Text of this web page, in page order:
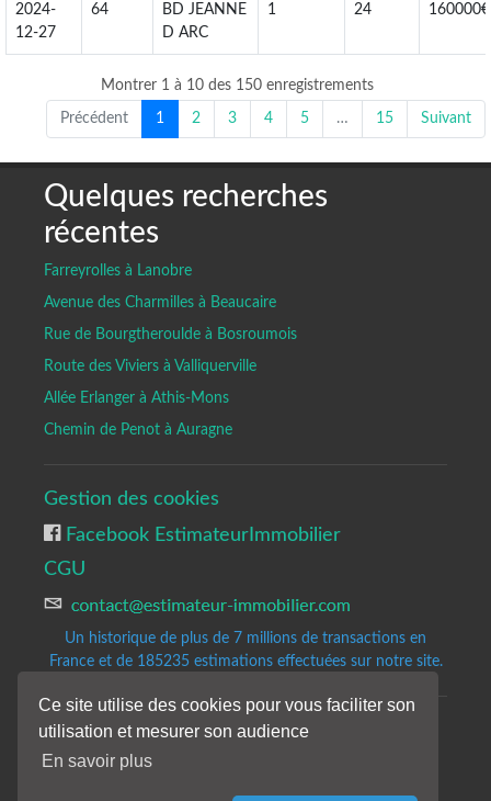
Ce site utilise des cookies pour vous faciliter son
utilisation et mesurer son audience
En savoir plus
2024-
12-27
64
BD JEANNE
D ARC
1 24 160000€
Montrer 1 à 10 des 150 enregistrements
Précédent 1 2 3 4 5 … 15 Suivant
Quelques recherches
récentes
Farreyrolles à Lanobre
Avenue des Charmilles à Beaucaire
Rue de Bourgtheroulde à Bosroumois
Route des Viviers à Valliquerville
Allée Erlanger à Athis-Mons
Chemin de Penot à Auragne
Gestion des cookies
Facebook EstimateurImmobilier
CGU
Un historique de plus de 7 millions de transactions en
France et de 185235estimations effectuées sur notre site.
Copyrights © 2020-2023 All Rights Reserved by Estimateur-Immobilier.
Site d'estimation immobilière gratuite et précise.